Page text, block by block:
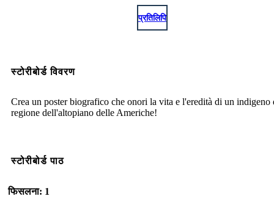
प्रतिलिपि
स्टोरीबोर्ड विवरण
Crea un poster biografico che onori la vita e l'eredità di un indigeno
regione dell'altopiano delle Americhe!
स्टोरीबोर्ड पाठ
फिसलना: 1